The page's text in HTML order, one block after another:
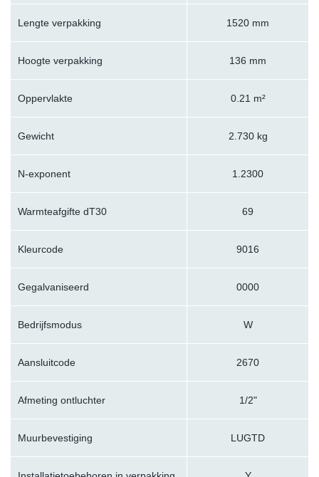
Lengte verpakking 1520 mm
Hoogte verpakking 136 mm
Oppervlakte 0.21 m²
Gewicht 2.730 kg
N-exponent 1.2300
Warmteafgifte dT30 69
Kleurcode 9016
Gegalvaniseerd 0000
Bedrijfsmodus W
Aansluitcode 2670
Afmeting ontluchter 1/2"
Muurbevestiging LUGTD